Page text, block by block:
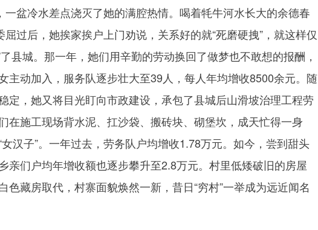
一盆冷水差点浇灭了她的满腔热情。喝着牦牛河水长大的余德春
屈过后，她挨家挨户上门劝说，关系好的就“死磨硬拽”，就这样仅
县城。那一年，她们用辛勤的劳动换回了做梦也不敢想的报酬，
主动加入，服务队逐步壮大至39人，每人年均增收8500余元。随
定，她又将目光盯向市政建设，承包了县城后山滑坡治理工程劳
在施工现场背水泥、扛沙袋、搬砖块、砌堡坎，成天忙得一身
汉子”。一年过去，劳务队户均增收1.78万元。如今，尝到甜头
亲们户均年增收额也逐步攀升至2.8万元。村里低矮破旧的房屋
色藏房取代，村寨面貌焕然一新，昔日“穷村”一举成为远近闻名